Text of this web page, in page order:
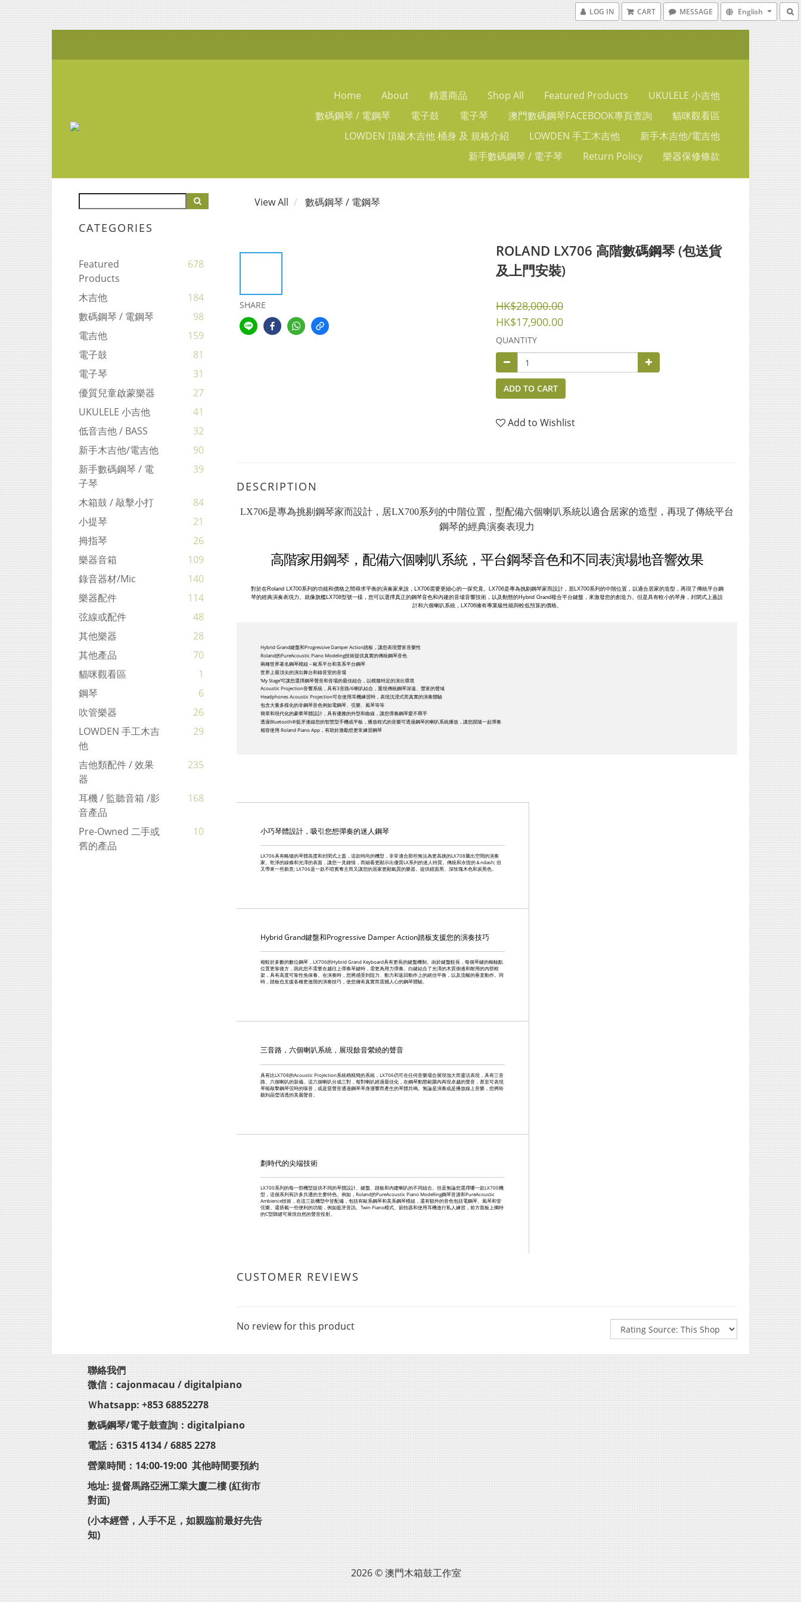
LOG IN CART MESSAGE English
Home About 精選商品 Shop All Featured Products
UKULELE 小吉他
數碼鋼琴 / 電鋼琴
電子鼓 電子琴 澳門數碼鋼琴FACEBOOK專頁查詢
貓咪觀看區
LOWDEN 頂級木吉他 桶身 及 規格介紹
LOWDEN 手工木吉他
新手木吉他/電吉他
新手數碼鋼琴 / 電子琴
Return Policy 樂器保修條款
CATEGORIES
Featured
Products
678
木吉他
184
數碼鋼琴 / 電鋼琴
98
電吉他
159
電子鼓
81
電子琴
31
優質兒童啟蒙樂器
27
UKULELE 小吉他
41
低音吉他 / BASS
32
新手木吉他/電吉他
90
新手數碼鋼琴 / 電
子琴
39
木箱鼓 / 敲擊小打
84
小提琴
21
拇指琴
26
樂器音箱
109
錄音器材/mic
140
樂器配件
114
弦線或配件
48
其他樂器
28
其他產品
70
貓咪觀看區
1
鋼琴
6
吹管樂器
26
LOWDEN 手工木吉
他
29
吉他類配件 / 效果
器
235
耳機 / 監聽音箱 /影
音產品
168
Pre-Owned 二手或
舊的產品
10
View All 數碼鋼琴 / 電鋼琴
SHARE
ROLAND LX706 高階數碼鋼琴 (包送貨
及上門安裝)
HK$28,000.00
HK$17,900.00
QUANTITY
ADD TO CART
Add to Wishlist
DESCRIPTION
LX706是專為挑剔鋼琴家而設計，居LX700系列的中階位置，型配備六個喇叭系統以適合居家的造型，再現了傳統平台
鋼琴的經典演奏表現力
高階家用鋼琴，配備六個喇叭系統，平台鋼琴音色和不同表演場地音響效果
對於在Roland LX700系列的功能和價格之間尋求平衡的演奏家來說，LX706需要更細心的一探究竟。LX706是專為挑剔鋼琴家而設計，居LX700系列的中階位置，以適合居家的造型，再現了傳統平台鋼
琴的經典演奏表現力。就像旗艦LX708型號一樣，您可以選擇真正的鋼琴音色和內建的音場音響技術，以及動態的Hybrid Grand複合平台鍵盤，來激發您的創造力。但是具有較小的琴身，封閉式上蓋設
計和六個喇叭系統，LX706擁有專業級性能與較低預算的價格。
Hybrid Grand鍵盤和Progressive Damper Action踏板，讓您表現豐富音樂性
Roland的PureAcoustic Piano Modeling技術提供真實的傳統鋼琴音色
兩種世界著名鋼琴模組 – 歐系平台和美系平台鋼琴
世界上最頂尖的演出舞台和錄音室的音場
‘My Stage’可讓您選擇鋼琴聲音和音場的最佳組合，以模擬特定的演出環境
Acoustic Projection音響系統，具有3音路/6喇叭結合，重現傳統鋼琴深遠、豐富的聲域
Headphones Acoustic Projection可在使用耳機練習時，表現沈浸式而真實的演奏體驗
包含大量多樣化的非鋼琴音色例如電鋼琴、弦樂、風琴等等
簡單和現代化的豪華琴體設計，具有優雅的外型和曲線，讓您彈奏鋼琴愛不釋手
透過Bluetooth®藍牙連線您的智慧型手機或平板，播放程式的音樂可透過鋼琴的喇叭系統播放，讓您跟隨一起彈奏
相容使用 Roland Piano App，有助於激勵您更常練習鋼琴
小巧琴體設計，吸引您想彈奏的迷人鋼琴
LX706具有略矮的琴體高度和封閉式上蓋，這款時尚的機型，非常適合那些無法為更高挑的LX708騰出空間的演奏
家。乾淨的線條和光澤的表面，讓您一見鍾情，而細看更顯示出優質LX系列的迷人特質。傳統和永恆的＆ndash; 但
又帶來一些新意; LX706是一款不喧賓奪主而又讓您的居家更顯氣質的樂器。提供鏡面黑、深玫瑰木色和炭黑色。
Hybrid Grand鍵盤和Progressive Damper Action踏板支援您的演奏技巧
相較於多數的數位鋼琴，LX706的Hybrid Grand Keyboard具有更長的鍵盤機制。由於鍵盤較長，每個琴鍵的樞軸點
位置更靠後方，因此您不需要在越往上彈奏琴鍵時，需更為用力彈奏。白鍵結合了光澤的木質側邊和耐用的內部框
架，具有高度可靠性免保養。在演奏時，您將感受到阻力、動力和返回動作上的絕佳平衡，以及流暢的垂直動作。同
時，踏板也支援各種更進階的演奏技巧，使您擁有真實而震撼人心的鋼琴體驗。
三音路，六個喇叭系統，展現餘音縈繞的聲音
具有比LX708的Acoustic Projection系統稍精簡的系統，LX706仍可在任何音樂場合展現強大而靈活表現，具有三音
路、六個喇叭的裝備。這六個喇叭分成三對，每對喇叭經過最佳化，在鋼琴動態範圍內再現卓越的聲音，甚至可表現
琴槌敲擊鋼琴弦時的噪音，或是當聲音通過鋼琴琴身迴響而產生的琴體共鳴。無論是演奏或是播放線上音樂，您將聆
聽到晶瑩清透的美麗聲音。
劃時代的尖端技術
LX700系列的每一部機型提供不同的琴體設計、鍵盤、踏板和內建喇叭的不同組合。但是無論您選擇哪一款LX700機
型，這個系列有許多共通的主要特色。例如，Roland的PureAcoustic Piano Modelling鋼琴音源和PureAcoustic
Ambience技術，在這三款機型中皆配備，包括有歐系鋼琴和美系鋼琴模組，還有額外的音色包括電鋼琴、風琴和管
弦樂。還搭載一些便利的功能，例如藍牙音訊、Twin Piano模式、節拍器和使用耳機進行私人練習，前方面板上獨特
的C型隙縫可展現自然的聲音投射。
CUSTOMER REVIEWS
No review for this product
聯絡我們
微信：cajonmacau / digitalpiano
Ｗhatsapp: +853 68852278
數碼鋼琴/電子鼓查詢：digitalpiano
電話：6315 4134 / 6885 2278
營業時間：14:00-19:00 其他時間要預約
地址: 提督馬路亞洲工業大廈二樓 (紅街市
對面)
(小本經營，人手不足，如親臨前最好先告
知)
2026 © 澳門木箱鼓工作室